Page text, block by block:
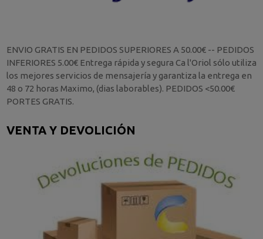
ENVIO GRATIS EN PEDIDOS SUPERIORES A 50.00€ -- PEDIDOS
INFERIORES 5.00€ Entrega rápida y segura Ca l'Oriol sólo utiliza
los mejores servicios de mensajería y garantiza la entrega en
48 o 72 horas Maximo, (dias laborables). PEDIDOS <50.00€
PORTES GRATIS.
VENTA Y DEVOLICIÓN